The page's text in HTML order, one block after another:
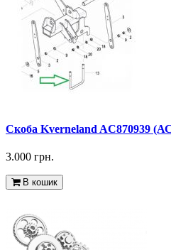
Скоба Kverneland AC870939
3.000 грн.
В кошик